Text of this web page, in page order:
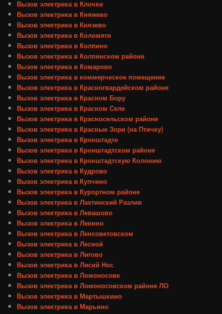
Вызов электрика в Клочки
Вызов электрика в Княжево
Вызов электрика в Князево
Вызов электрика в Коломяги
Вызов электрика в Колпино
Вызов электрика в Колпинском районе
Вызов электрика в Комарово
Вызов электрика в коммерческое помещение
Вызов электрика в Красногвардейском районе
Вызов электрика в Красном Бору
Вызов электрика в Красном Селе
Вызов электрика в Красносельском районе
Вызов электрика в Красные Зори (на Птичку)
Вызов электрика в Кронштадте
Вызов электрика в Кронштадтском районе
Вызов электрика в Кронштадтскую Колонию
Вызов электрика в Кудрово
Вызов электрика в Купчино
Вызов электрика в Курортном районе
Вызов электрика в Лахтинский Разлив
Вызов электрика в Левашово
Вызов электрика в Ленино
Вызов электрика в Ленсоветовском
Вызов электрика в Лесной
Вызов электрика в Лигово
Вызов электрика в Лисий Нос
Вызов электрика в Ломоносове
Вызов электрика в Ломоносовском районе ЛО
Вызов электрика в Мартышкино
Вызов электрика в Марьино